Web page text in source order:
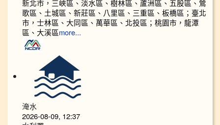
新北市，三峽區、淡水區、樹林區、蘆洲區、五股區、鶯
歌區、土城區、新莊區、八里區、三重區、板橋區；臺北
市，士林區、大同區、萬華區、北投區；桃園市，龍潭
區、大溪區more...
淹水
2026-08-09, 12:37